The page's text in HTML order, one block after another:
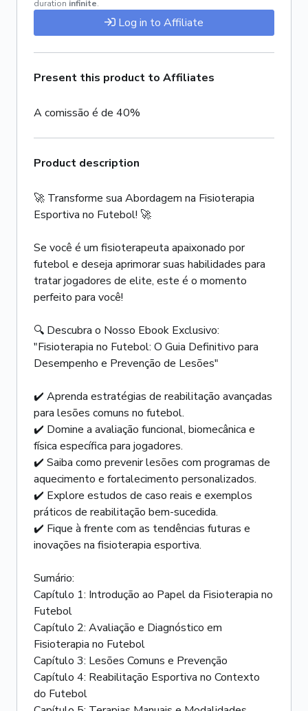
duration infinite.
Log in to Affiliate
Present this product to Affiliates
A comissão é de 40%
Product description
🚀 Transforme sua Abordagem na Fisioterapia
Esportiva no Futebol! 🚀
Se você é um fisioterapeuta apaixonado por
futebol e deseja aprimorar suas habilidades para
tratar jogadores de elite, este é o momento
perfeito para você!
🔍 Descubra o Nosso Ebook Exclusivo:
"Fisioterapia no Futebol: O Guia Definitivo para
Desempenho e Prevenção de Lesões"
✔️ Aprenda estratégias de reabilitação avançadas
para lesões comuns no futebol.
✔️ Domine a avaliação funcional, biomecânica e
física específica para jogadores.
✔️ Saiba como prevenir lesões com programas de
aquecimento e fortalecimento personalizados.
✔️ Explore estudos de caso reais e exemplos
práticos de reabilitação bem-sucedida.
✔️ Fique à frente com as tendências futuras e
inovações na fisioterapia esportiva.
Sumário:
Capítulo 1: Introdução ao Papel da Fisioterapia no
Futebol
Capítulo 2: Avaliação e Diagnóstico em
Fisioterapia no Futebol
Capítulo 3: Lesões Comuns e Prevenção
Capítulo 4: Reabilitação Esportiva no Contexto
do Futebol